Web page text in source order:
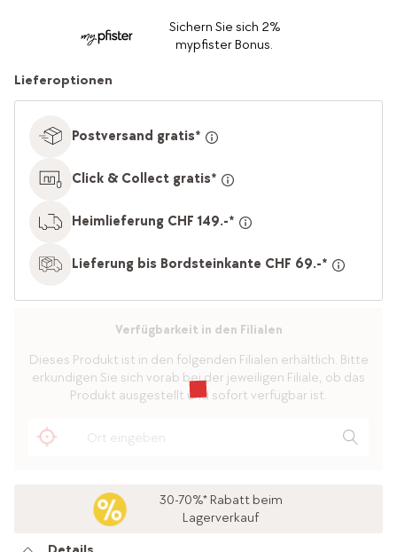
Sichern Sie sich 2%
mypfister Bonus.
Lieferoptionen
Postversand gratis*
Click & Collect gratis*
Heimlieferung CHF 149.-*
Lieferung bis Bordsteinkante CHF 69.-*
Verfügbarkeit in den Filialen
Dieses Produkt ist in den folgenden Filialen erhältlich. Bitte
erkundigen Sie sich vorab bei der jeweiligen Filiale, ob das
Produkt ausgestellt und sofort verfügbar ist.
30-70%* Rabatt beim
Lagerverkauf